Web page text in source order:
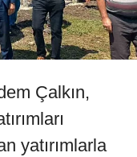
Çalkın,
yatırımlarla